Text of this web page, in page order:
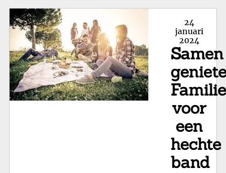
en
Posted
on
24
januari
2024
Samen
voor
een
hechte
band